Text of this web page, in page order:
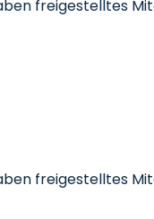
freigestelltes
freigestelltes